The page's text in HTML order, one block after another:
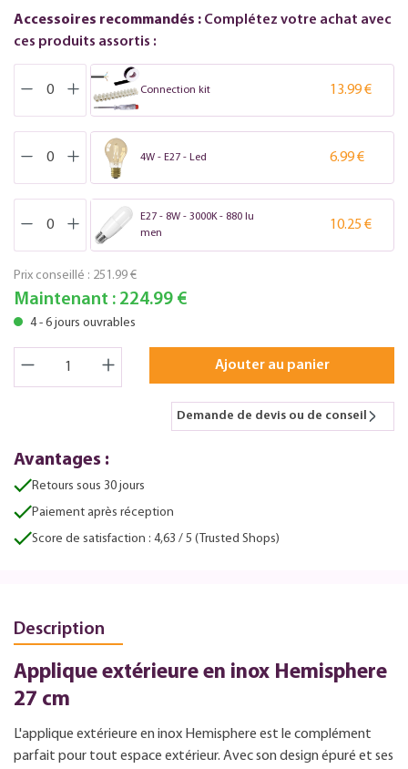
Accessoires recommandés : Complétez votre achat avec
ces produits assortis :
Connection kit 13.99 €
4W - E27 - Led 6.99 €
E27 - 8W - 3000K - 880 lu
men
10.25 €
Prix conseillé : 251.99 €
Maintenant : 224.99 €
4 - 6 jours ouvrables
Ajouter au panier
Demande de devis ou de conseil
Avantages :
Retours sous 30 jours
Paiement après réception
Score de satisfaction : 4,63 / 5 (Trusted Shops)
Description
Applique extérieure en inox Hemisphere
27 cm
L'applique extérieure en inox Hemisphere est le complément
parfait pour tout espace extérieur. Avec son design épuré et ses